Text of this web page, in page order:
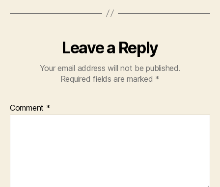
Leave a Reply
Your email address will not be published.
Required fields are marked *
Comment *